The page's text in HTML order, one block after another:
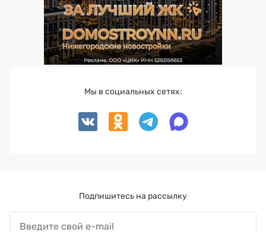
Мы в социальных сетях:
Подпишитесь на рассылку